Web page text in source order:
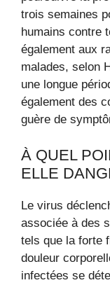
trois semaines
humains contre
également aux
malades, selon
une longue
également des
guère de
À QUEL
ELLE
Le virus
associée à des
tels que la forte
douleur
infectées se